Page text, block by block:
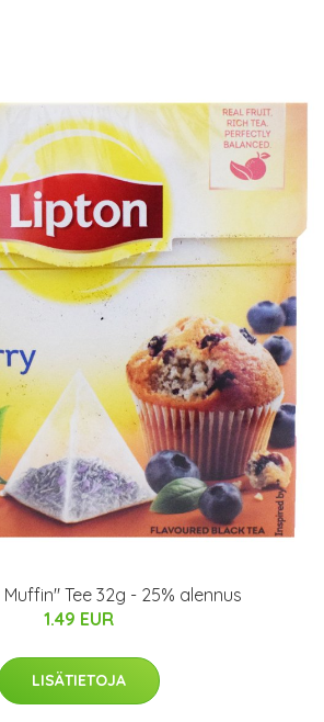
Tee 32g - 25% alennus
1.49 EUR
LISÄTIETOJA